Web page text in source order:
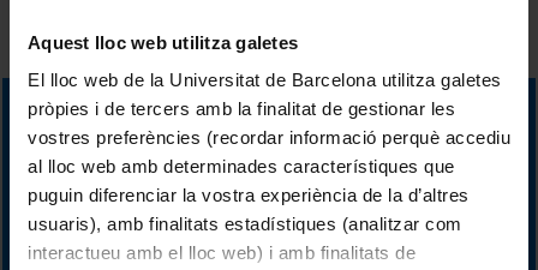
Aquest lloc web utilitza galetes
El lloc web de la Universitat de Barcelona utilitza galetes
pròpies i de tercers amb la finalitat de gestionar les
vostres preferències (recordar informació perquè accediu
al lloc web amb determinades característiques que
puguin diferenciar la vostra experiència de la d’altres
usuaris), amb finalitats estadístiques (analitzar com
interactueu amb el lloc web) i amb finalitats de